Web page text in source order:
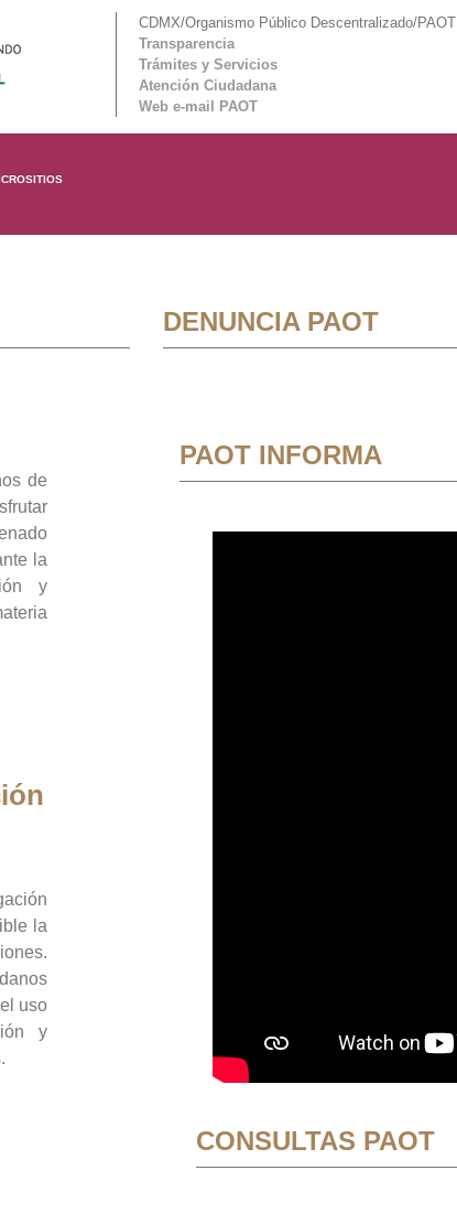
CDMX/Organismo Público Descentralizado/PAOT
Transparencia
Trámites y Servicios
Atención Ciudadana
Web e-mail PAOT
de
la
y
la
uso
y
DENUNCIA PAOT
PAOT INFORMA
CONSULTAS PAOT